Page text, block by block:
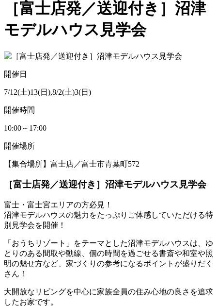
［富士店発／送迎付き］沼津
モデルハウス見学会
開催日
7/12(土)13(日),8/2(土)3(日)
開催時間
10:00～17:00
開催場所
【集合場所】富士店／富士市青葉町572
［富士店発／送迎付き］沼津モデルハウス見学会
富士・富士宮エリアの方必見！
沼津モデルハウスの魅力をたっぷりご体感していただける特
別見学会を開催！
「おうちリゾート」をテーマとした沼津モデルハウスは、ゆ
とりのある間取や動線、個の時間を過ごせる書斎や和室や照
明の魅せ方など、家づくりの参考になるポイントが盛りだく
さん！
大開放なリビングを中心に家族全員の住み心地の良さを追求
したお家です。